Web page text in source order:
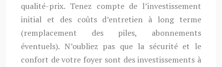
qualité-prix. Tenez compte de l’investissement
initial et des coûts d’entretien à long terme
(remplacement des piles, abonnements
éventuels). N’oubliez pas que la sécurité et le
confort de votre foyer sont des investissements à